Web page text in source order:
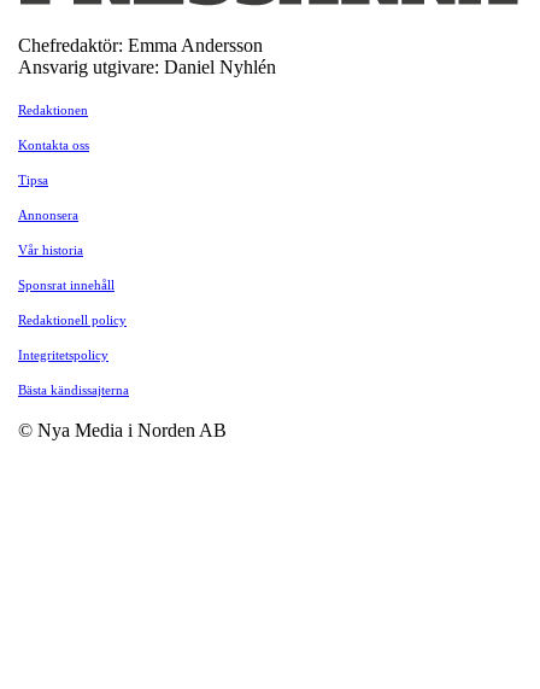
Chefredaktör: Emma Andersson
Ansvarig utgivare: Daniel Nyhlén
Redaktionen
Kontakta oss
Tipsa
Annonsera
Vår historia
Sponsrat innehåll
Redaktionell policy
Integritetspolicy
Bästa kändissajterna
© Nya Media i Norden AB